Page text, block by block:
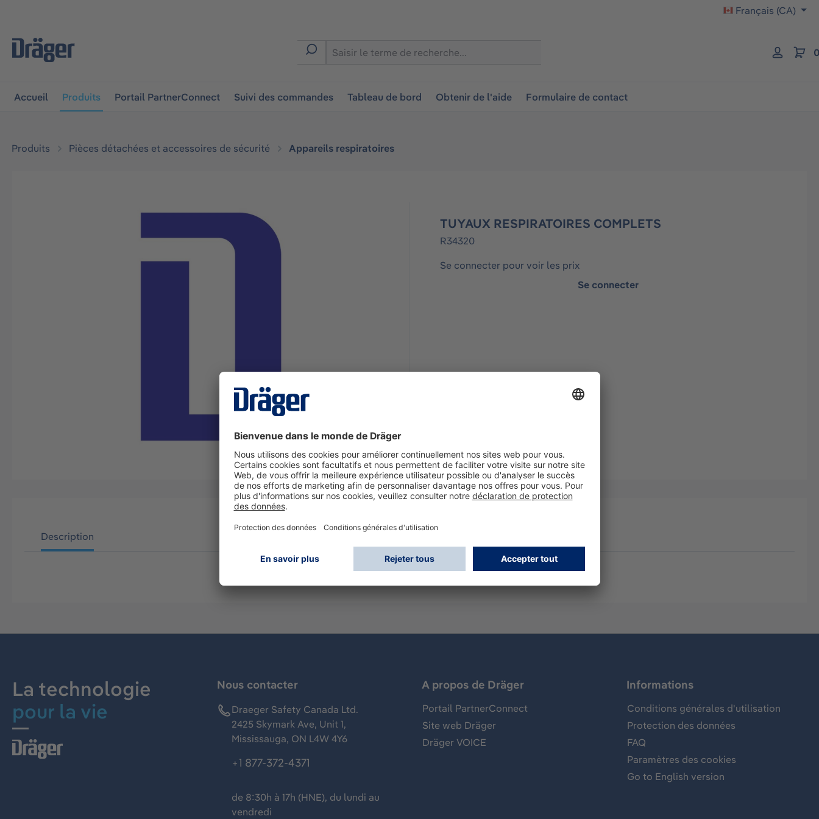
Français (CA)
Accueil Produits Portail PartnerConnect Suivi des commandes Tableau de bord Obtenir de l'aide Formulaire de contact
Produits Pièces détachées et accessoires de sécurité Appareils respiratoires
TUYAUX RESPIRATOIRES COMPLETS
R34320
Se connecter pour voir les prix
Se connecter
Description
La technologie
pour la vie
Nous contacter
Draeger Safety Canada Ltd.
2425 Skymark Ave, Unit 1,
Mississauga, ON L4W 4Y6
+1 877-372-4371
de 8:30h à 17h (HNE), du lundi au
vendredi
A propos de Dräger
Portail PartnerConnect
Site web Dräger
Dräger VOICE
Informations
Conditions générales d'utilisation
Protection des données
FAQ
Paramètres des cookies
Go to English version